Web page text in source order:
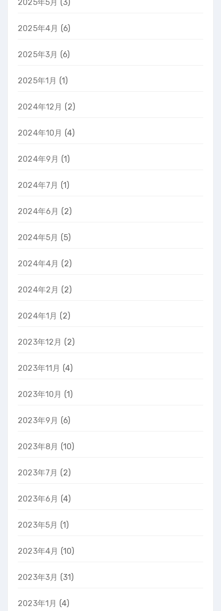
2025年5月 (3)
2025年4月 (6)
2025年3月 (6)
2025年1月 (1)
2024年12月 (2)
2024年10月 (4)
2024年9月 (1)
2024年7月 (1)
2024年6月 (2)
2024年5月 (5)
2024年4月 (2)
2024年2月 (2)
2024年1月 (2)
2023年12月 (2)
2023年11月 (4)
2023年10月 (1)
2023年9月 (6)
2023年8月 (10)
2023年7月 (2)
2023年6月 (4)
2023年5月 (1)
2023年4月 (10)
2023年3月 (31)
2023年1月 (4)